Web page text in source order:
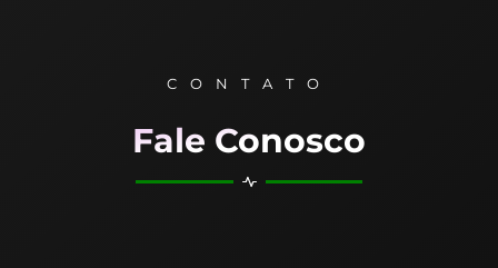
CONTATO
Fale Conosco